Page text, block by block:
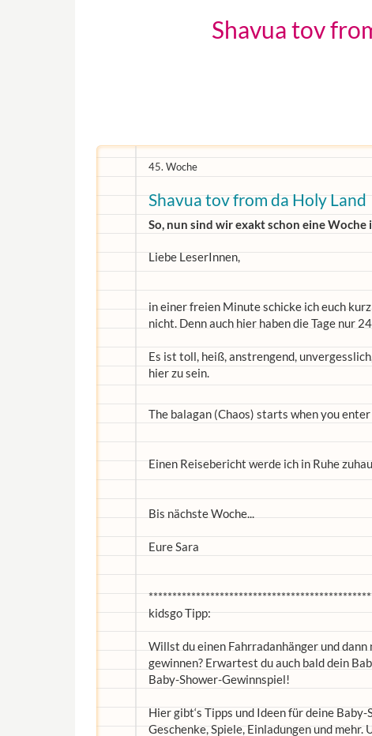
Shavua tov
45. Woche
Shavua tov from da Holy Land
So, nun sind wir exakt schon eine Woche
Liebe LeserInnen,
in einer freien Minute schicke ich euch
nicht. Denn auch hier haben die Tage nur
Es ist toll, heiß, anstrengend,
hier zu sein.
The balagan (Chaos) starts when you
Einen Reisebericht werde ich in Ruhe
Bis nächste Woche...
Eure Sara
kidsgo Tipp:
Willst du einen Fahrradanhänger und
gewinnen? Erwartest du auch bald dein
Baby-Shower-Gewinnspiel!
Hier gibt‘s Tipps und Ideen für deine
Geschenke, Spiele, Einladungen und mehr.